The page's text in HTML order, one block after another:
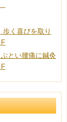
く喜びを取り
とい腰痛に鍼灸